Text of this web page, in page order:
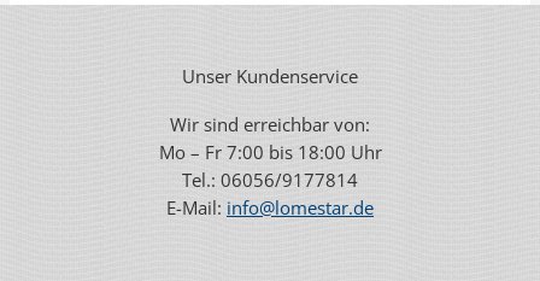
Unser Kundenservice
Wir sind erreichbar von:
Mo – Fr 7:00 bis 18:00 Uhr
Tel.: 06056/9177814
E-Mail: info@lomestar.de